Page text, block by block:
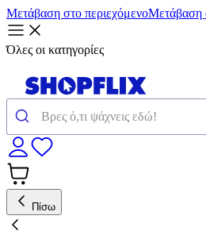
Μετάβαση στο περιεχόμενοΜετάβαση
Όλες οι κατηγορίες
Πίσω